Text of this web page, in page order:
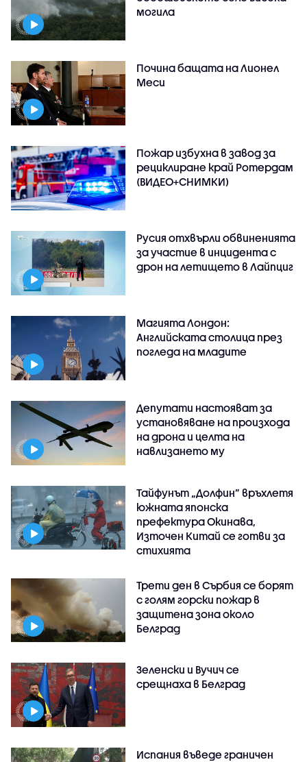
могила
Почина бащата на Лионел
Меси
Пожар избухна в завод за
рециклиране край Ротердам
(ВИДЕО+СНИМКИ)
Русия отхвърли обвиненията
за участие в инцидента с
дрон на летището в Лайпциг
Магията Лондон:
Английската столица през
погледа на младите
Депутати настояват за
установяване на произхода
на дрона и целта на
навлизането му
Тайфунът „Долфин” връхлетя
южната японска
префектура Окинава,
Източен Китай се готви за
стихията
Трети ден в Сърбия се борят
с голям горски пожар в
защитена зона около
Белград
Зеленски и Вучич се
срещнаха в Белград
Испания въведе граничен